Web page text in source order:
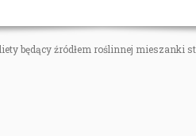
będący źródłem roślinnej mieszanki